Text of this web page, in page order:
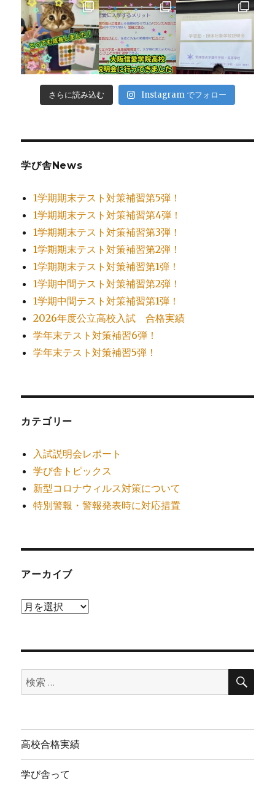
さらに読み込む Instagram でフォロー
学び舎News
1学期期末テスト対策補習第5弾！
1学期期末テスト対策補習第4弾！
1学期期末テスト対策補習第3弾！
1学期期末テスト対策補習第2弾！
1学期期末テスト対策補習第1弾！
1学期中間テスト対策補習第2弾！
1学期中間テスト対策補習第1弾！
2026年度公立高校入試 合格実績
学年末テスト対策補習6弾！
学年末テスト対策補習5弾！
カテゴリー
入試説明会レポート
学び舎トピックス
新型コロナウィルス対策について
特別警報・警報発表時に対応措置
アーカイブ
ア
検
索:
検
高校合格実績
学び舎って